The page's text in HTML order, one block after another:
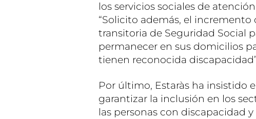
los servicios sociales de
“Solicito además, el incremento
transitoria de Seguridad Social
permanecer en sus domicilios
tienen reconocida
Por último, Estaràs ha insistido
garantizar la inclusión en los
las personas con discapacidad